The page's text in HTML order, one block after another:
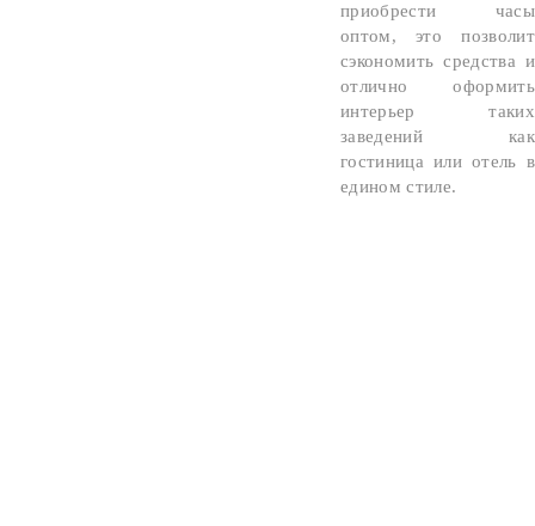
приобрести часы
оптом, это позволит
сэкономить средства и
отлично оформить
интерьер таких
заведений как
гостиница или отель в
едином стиле.